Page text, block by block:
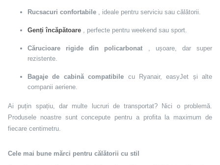
Rucsacuri confortabile , ideale pentru serviciu sau călătorii.
Genți încăpătoare , perfecte pentru weekend sau sport.
Cărucioare rigide din policarbonat , ușoare, dar super
rezistente.
Bagaje de cabină compatibile cu Ryanair, easyJet și alte
companii aeriene.
Ai puțin spațiu, dar multe lucruri de transportat? Nici o problemă.
Produsele noastre sunt concepute pentru a profita la maximum de
fiecare centimetru.
Cele mai bune mărci pentru călătorii cu stil